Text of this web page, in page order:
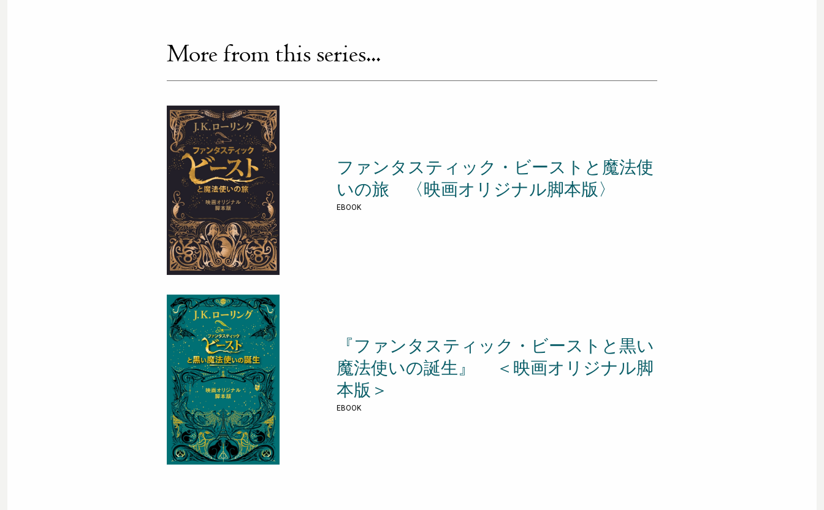
More from this series...
ファンタスティック・ビーストと魔法使
いの旅 〈映画オリジナル脚本版〉
EBOOK
『ファンタスティック・ビーストと黒い
魔法使いの誕生』 ＜映画オリジナル脚
本版＞
EBOOK